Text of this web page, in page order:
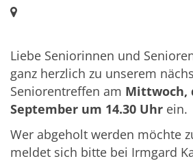
Ort:
Liebe Seniorinnen und
ganz herzlich zu unserem
Seniorentreffen am Mittwoch,
September um 14.30 Uhr ein.
Wer abgeholt werden möchte
meldet sich bitte bei Irmgard